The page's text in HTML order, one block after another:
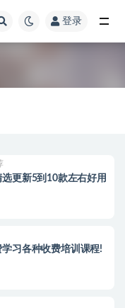
登录
更新5到10款左右好用
习各种收费培训课程!